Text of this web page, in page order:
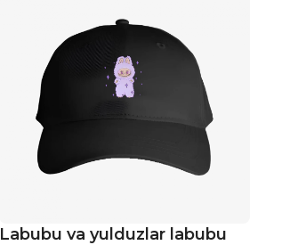
Labubu va yulduzlar labubu